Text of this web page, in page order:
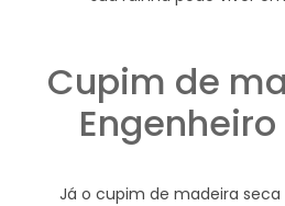
Cupim de
Já o cupim de madeira